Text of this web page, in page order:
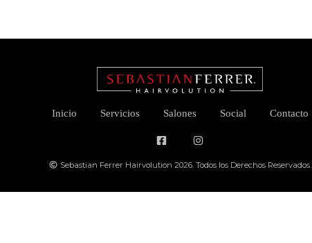
Inicio Servicios Salones Social Contacto
Sebastian Ferrer Hairvolution 2026. Todos los Derechos Reservados.